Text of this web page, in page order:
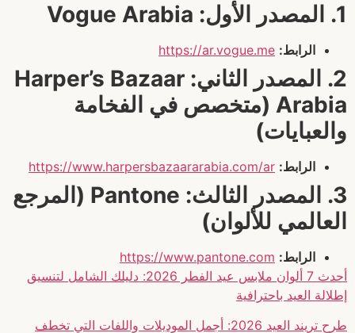
1. المصدر الأول: Vogue Arabia
الرابط: https://ar.vogue.me
2. المصدر الثاني: Harper’s Bazaar
Arabia (متخصص في الفخامة
والعبايات)
الرابط: https://www.harpersbazaararabia.com/ar
3. المصدر الثالث: Pantone (المرجع
العالمي للألوان)
الرابط: https://www.pantone.com
أحدث 7 ألوان ملابس عيد الفطر 2026: دليلك الشامل لتنسيق
إطلالة العيد باحترافية
طرح تريند العيد 2026: أجمل الموديلات واللفات التي تخطف